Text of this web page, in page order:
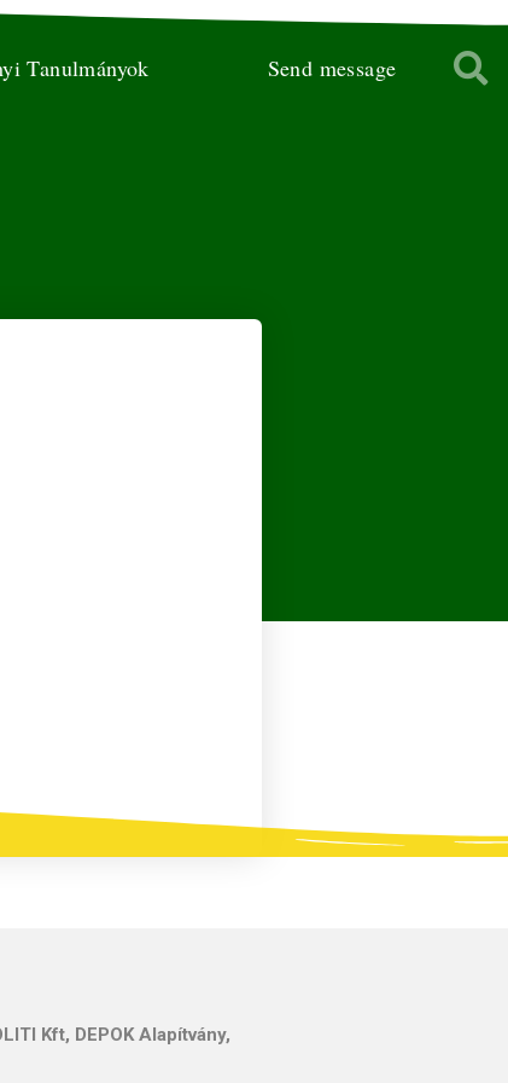
Tanulmányok Send message
Kft, DEPOK Alapítvány,